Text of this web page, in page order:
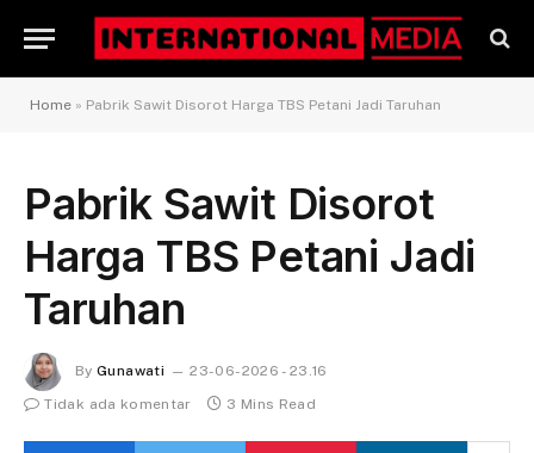
Home » Pabrik Sawit Disorot Harga TBS Petani Jadi Taruhan
Pabrik Sawit Disorot
Harga TBS Petani Jadi
Taruhan
By Gunawati
23-06-2026 - 23.16
Tidak ada komentar
3 Mins Read